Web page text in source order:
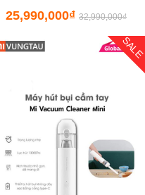
25,990,000₫ 32,990,000₫
SALE